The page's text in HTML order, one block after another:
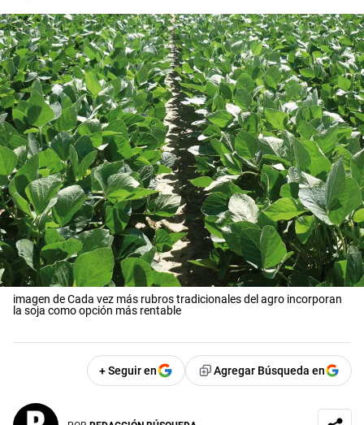
imagen de Cada vez más rubros tradicionales del agro incorporan
la soja como opción más rentable
+ Seguir en Agregar Búsqueda en